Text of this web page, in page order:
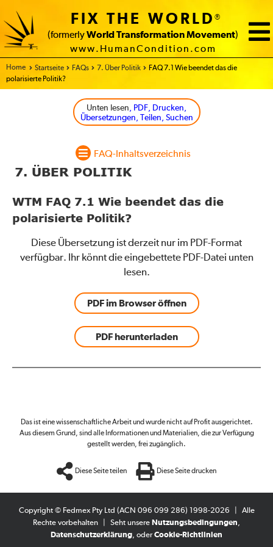
FIX THE WORLD®
(formerly World Transformation Movement)
www.HumanCondition.com
Home Startseite FAQs 7. Über Politik
FAQ 7.1 Wie beendet das die
polarisierte Politik?
Unten lesen, PDF, Drucken,
Übersetzungen, Teilen, Suchen
FAQ-Inhaltsverzeichnis
7. ÜBER POLITIK
WTM FAQ 7.1 Wie beendet das die
polarisierte Politik?
Diese Übersetzung ist derzeit nur im PDF-Format
verfügbar. Ihr könnt die eingebettete PDF-Datei unten
lesen.
PDF im Browser öffnen
PDF herunterladen
Das ist eine wissenschaftliche Arbeit und wurde nicht auf Profit ausgerichtet.
Aus diesem Grund, sind alle Informationen und Materialien, die zur Verfügung
gestellt werden, frei zugänglich.
Diese Seite teilen Diese Seite drucken
Copyright © Fedmex Pty Ltd (ACN 096 099 286) 1998-2026
Alle
Rechte vorbehalten
Seht unsere Nutzungsbedingungen,
Datenschutzerklärung, oderCookie-Richtlinien